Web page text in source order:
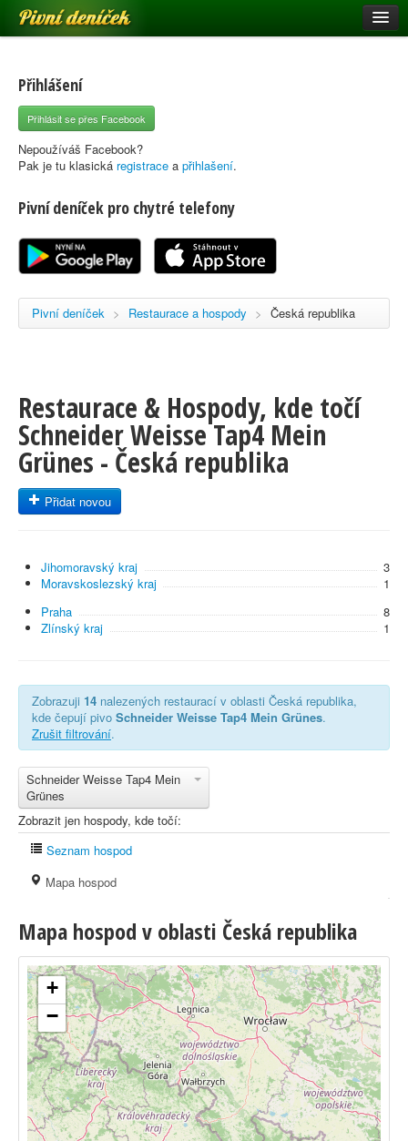
Pivní deníček
Pivní mapa
Pivní značky
Nápověda
Registrace
Přihlášení
Přihlásit se přes Facebook
Nepoužíváš Facebook?
Pak je tu klasická registrace a přihlašení.
Pivní deníček pro chytré telefony
Pivní deníček > Restaurace a hospody > Česká republika
Restaurace & Hospody, kde točí
Schneider Weisse Tap4 Mein
Grünes - Česká republika
Přidat novou
Jihomoravský kraj
3
Moravskoslezský kraj
1
Praha
8
Zlínský kraj
1
Zobrazuji 14 nalezených restaurací v oblasti Česká republika,
kde čepují pivo Schneider Weisse Tap4 Mein Grünes.
Zrušit filtrování.
Schneider Weisse Tap4 Mein
Grünes
Zobrazit jen hospody, kde točí:
Seznam hospod
Mapa hospod
Mapa hospod v oblasti Česká republika
+
−